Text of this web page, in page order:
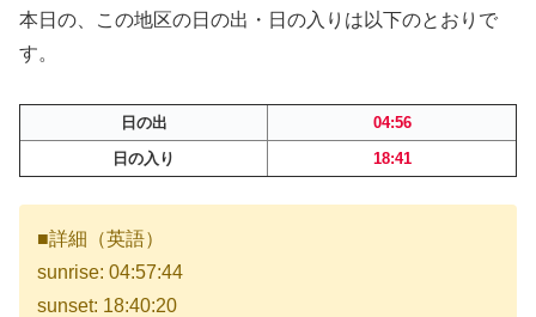
本日の、この地区の日の出・日の入りは以下のとおりで
す。
日の出
04:56
日の入り
18:41
■詳細（英語）
sunrise: 04:57:44
sunset: 18:40:20